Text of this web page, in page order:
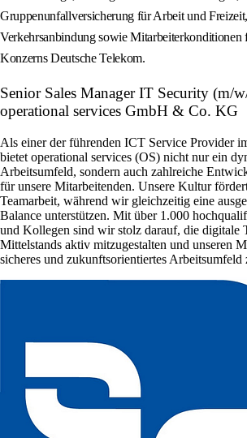
Gruppenunfallversicherung für Arbeit und
Verkehrsanbindung sowie Mitarbeiterkonditionen
Konzerns Deutsche Telekom.
Senior Sales Manager IT Security (m/
operational services GmbH & Co. KG
Als einer der führenden ICT Service Provider
bietet operational services (OS) nicht nur ein
Arbeitsumfeld, sondern auch zahlreiche
für unsere Mitarbeitenden. Unsere Kultur
Teamarbeit, während wir gleichzeitig eine
Balance unterstützen. Mit über 1.000
und Kollegen sind wir stolz darauf, die digitale
Mittelstands aktiv mitzugestalten und unseren
sicheres und zukunftsorientiertes Arbeitsumfeld